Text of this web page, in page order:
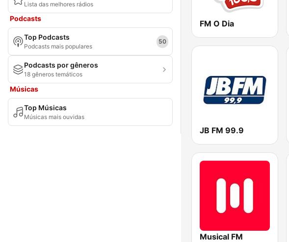
Lista das melhores rádios
Podcasts
Top Podcasts
Podcasts mais populares
50
Podcasts por gêneros
18 gêneros temáticos
Músicas
Top Músicas
Músicas mais ouvidas
FM O Dia
JB FM 99.9
Musical FM